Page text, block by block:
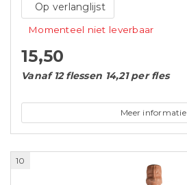
Op verlanglijst
Momenteel niet leverbaar
15,50
Vanaf 12 flessen 14,21 per fles
Meer informatie
10